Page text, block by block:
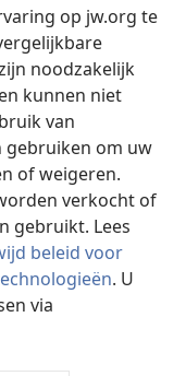
op jw.org te
noodzakelijk
kunnen niet
van
gebruiken om uw
of weigeren.
verkocht of
gebruikt. Lees
beleid voor
. U
via
Society of Pennsylvania.